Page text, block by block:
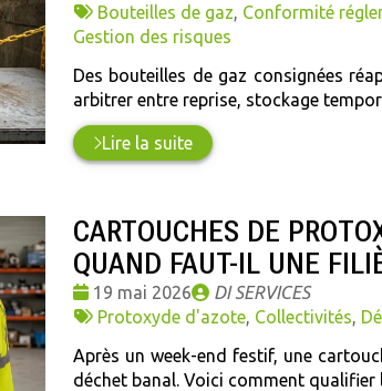
:
par
Tags
:
Bouteilles de gaz, Conformité
Gestion des risques
Des bouteilles de gaz consignées
arbitrer entre reprise, stockage
Lire la suite
CARTOUCHES DE
QUAND FAUT-IL UNE
Date
:
19 mai 2026
Publié
par
DI SERVICES
Tags
Protoxyde d'azote, Collectivités,
Après un week-end festif, une
déchet banal. Voici comment